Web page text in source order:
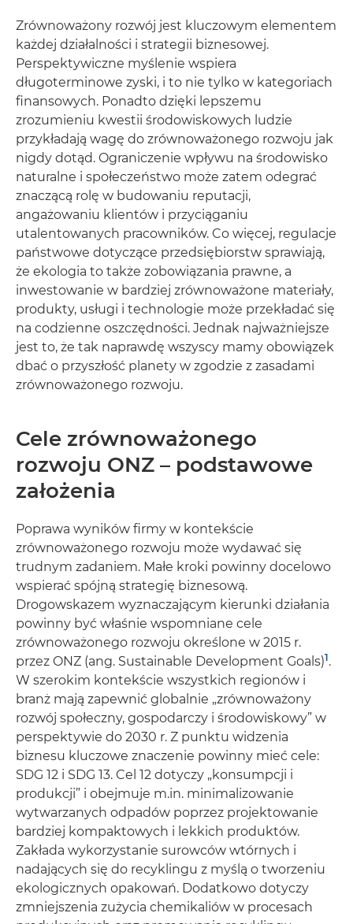
Zrównoważony rozwój jest kluczowym elementem
każdej działalności i strategii biznesowej.
Perspektywiczne myślenie wspiera
długoterminowe zyski, i to nie tylko w kategoriach
finansowych. Ponadto dzięki lepszemu
zrozumieniu kwestii środowiskowych ludzie
przykładają wagę do zrównoważonego rozwoju jak
nigdy dotąd. Ograniczenie wpływu na środowisko
naturalne i społeczeństwo może zatem odegrać
znaczącą rolę w budowaniu reputacji,
angażowaniu klientów i przyciąganiu
utalentowanych pracowników. Co więcej, regulacje
państwowe dotyczące przedsiębiorstw sprawiają,
że ekologia to także zobowiązania prawne, a
inwestowanie w bardziej zrównoważone materiały,
produkty, usługi i technologie może przekładać się
na codzienne oszczędności. Jednak najważniejsze
jest to, że tak naprawdę wszyscy mamy obowiązek
dbać o przyszłość planety w zgodzie z zasadami
zrównoważonego rozwoju.
Cele zrównoważonego
rozwoju ONZ – podstawowe
założenia
Poprawa wyników firmy w kontekście
zrównoważonego rozwoju może wydawać się
trudnym zadaniem. Małe kroki powinny docelowo
wspierać spójną strategię biznesową.
Drogowskazem wyznaczającym kierunki działania
powinny być właśnie wspomniane cele
zrównoważonego rozwoju określone w 2015 r.
przez ONZ (ang. Sustainable Development Goals)1.
W szerokim kontekście wszystkich regionów i
branż mają zapewnić globalnie „zrównoważony
rozwój społeczny, gospodarczy i środowiskowy” w
perspektywie do 2030 r. Z punktu widzenia
biznesu kluczowe znaczenie powinny mieć cele:
SDG 12 i SDG 13. Cel 12 dotyczy „konsumpcji i
produkcji” i obejmuje m.in. minimalizowanie
wytwarzanych odpadów poprzez projektowanie
bardziej kompaktowych i lekkich produktów.
Zakłada wykorzystanie surowców wtórnych i
nadających się do recyklingu z myślą o tworzeniu
ekologicznych opakowań. Dodatkowo dotyczy
zmniejszenia zużycia chemikaliów w procesach